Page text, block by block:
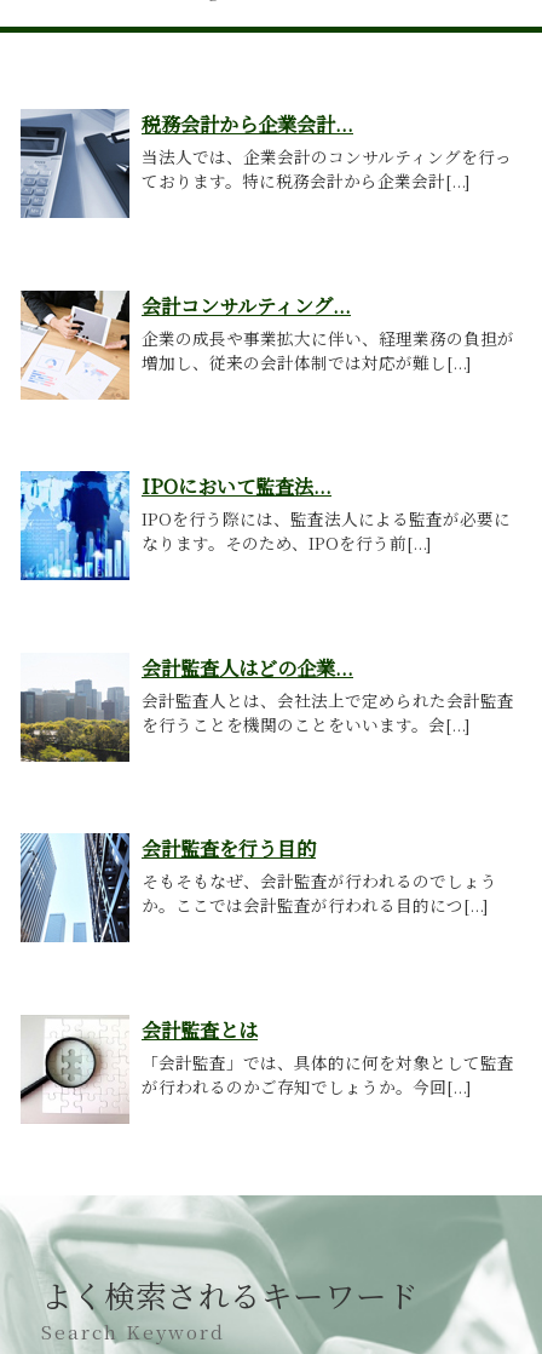
税務会計から企業会計...
当法人では、企業会計のコンサルティングを行っ
ております。特に税務会計から企業会計[...]
会計コンサルティング...
企業の成長や事業拡大に伴い、経理業務の負担が
増加し、従来の会計体制では対応が難し[...]
IPOにおいて監査法...
IPOを行う際には、監査法人による監査が必要に
なります。そのため、IPOを行う前[...]
会計監査人はどの企業...
会計監査人とは、会社法上で定められた会計監査
を行うことを機関のことをいいます。会[...]
会計監査を行う目的
そもそもなぜ、会計監査が行われるのでしょう
か。ここでは会計監査が行われる目的につ[...]
会計監査とは
「会計監査」では、具体的に何を対象として監査
が行われるのかご存知でしょうか。今回[...]
よく検索されるキーワード
Search Keyword